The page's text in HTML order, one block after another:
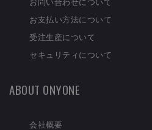
お支払い方法について
受注生産について
セキュリティについて
ABOUT ONYONE
会社概要